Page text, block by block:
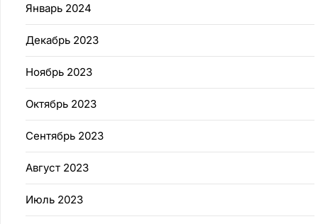
Январь 2024
Декабрь 2023
Ноябрь 2023
Октябрь 2023
Сентябрь 2023
Август 2023
Июль 2023